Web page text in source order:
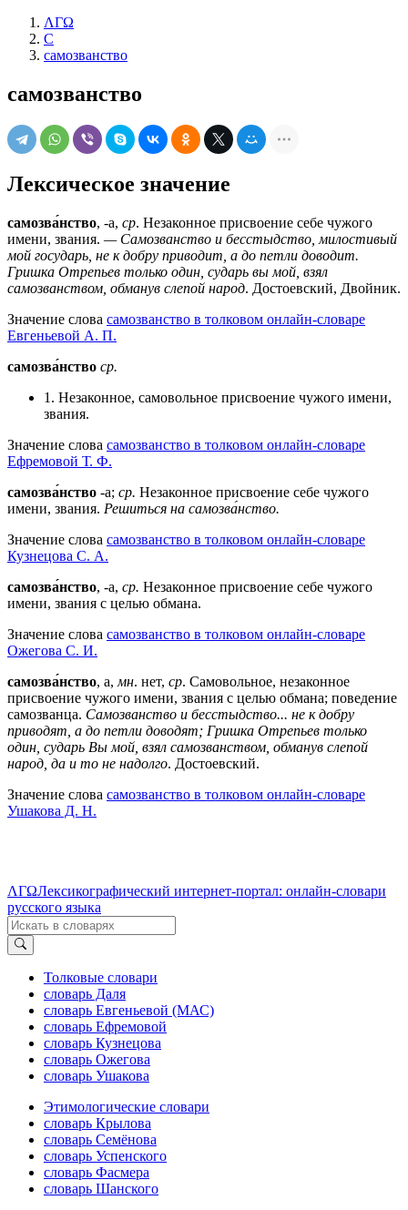
ΛΓΩ
С
самозванство
самозванство
Лексическое значение
самозва́нство, -а, ср. Незаконное присвоение себе чужого
имени, звания. — Самозванство и бесстыдство, милостивый
мой государь, не к добру приводит, а до петли доводит.
Гришка Отрепьев только один, сударь вы мой, взял
самозванством, обманув слепой народ. Достоевский, Двойник.
Значение слова самозванство в толковом онлайн-словаре
Евгеньевой А. П.
самозва́нство ср.
1. Незаконное, самовольное присвоение чужого имени,
звания.
Значение слова самозванство в толковом онлайн-словаре
Ефремовой Т. Ф.
самозва́нство -а; ср. Незаконное присвоение себе чужого
имени, звания. Решиться на самозва́нство.
Значение слова самозванство в толковом онлайн-словаре
Кузнецова С. А.
самозва́нство, -а, ср. Незаконное присвоение себе чужого
имени, звания с целью обмана.
Значение слова самозванство в толковом онлайн-словаре
Ожегова C. И.
самозва́нство, а, мн. нет, ср. Самовольное, незаконное
присвоение чужого имени, звания с целью обмана; поведение
самозванца. Самозванство и бесстыдство... не к добру
приводят, а до петли доводят; Гришка Отрепьев только
один, сударь Вы мой, взял самозванством, обманув слепой
народ, да и то не надолго. Достоевский.
Значение слова самозванство в толковом онлайн-словаре
Ушакова Д. Н.
ΛΓΩЛексикографический интернет-портал: онлайн-словари
русского языка
Толковые словари
словарь Даля
словарь Евгеньевой (МАС)
словарь Ефремовой
словарь Кузнецова
словарь Ожегова
словарь Ушакова
Этимологические словари
словарь Крылова
словарь Семёнова
словарь Успенского
словарь Фасмера
словарь Шанского